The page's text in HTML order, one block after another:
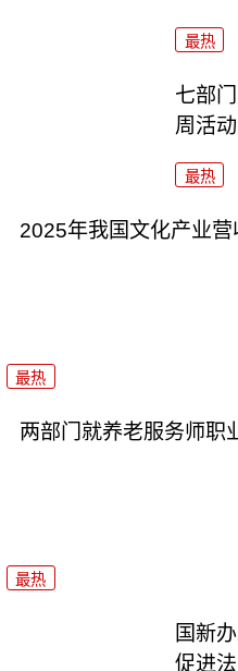
最热
七部
周活动
最热
2025年我国文化产业
最热
两部门就养老服务师职
最热
国新
促进法